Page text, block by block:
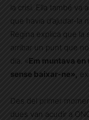
la crisi. Ella també va
que havia d’ajudar-la
Regina explica que la
arribar un punt que
dia. « Em muntava
sense baixar-ne»,
Des del primer
dues van acudir a